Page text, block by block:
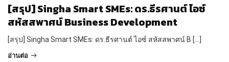
[สรุป] Singha Smart SMEs: ดร.ธีรศานต์ ไอซ์
สหัสสพาศน์ Business Development
[สรุป] Singha Smart SMEs: ดร.ธีรศานต์ ไอซ์ สหัสสพาศน์ B […]
อ่านต่อ